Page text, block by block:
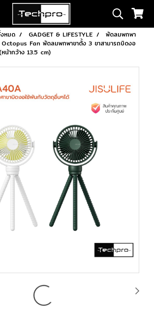
หมด GADGET & LIFESTYLE
พัดลมพกพา
Fan พัดลมพกพาขาตั้ง 3 ขาสามารถบิดงอ
น้ากว้าง 13.5 cm)